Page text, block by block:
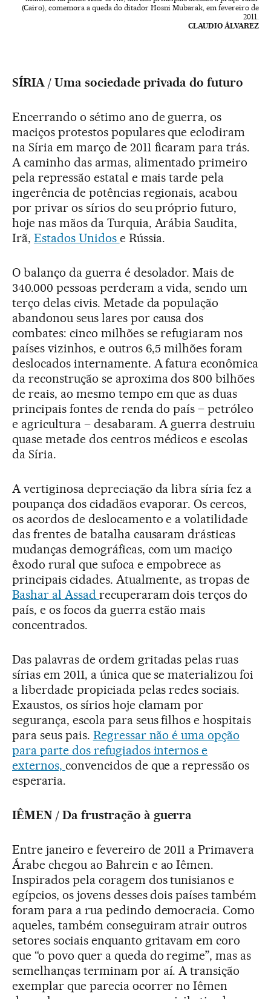
(Cairo), comemora a queda do ditador Hosni Mubarak, em fevereiro de
2011.
CLAUDIO ÁLVAREZ
SÍRIA / Uma sociedade privada do futuro
Encerrando o sétimo ano de guerra, os
maciços protestos populares que eclodiram
na Síria em março de 2011 ficaram para trás.
A caminho das armas, alimentado primeiro
pela repressão estatal e mais tarde pela
ingerência de potências regionais, acabou
por privar os sírios do seu próprio futuro,
hoje nas mãos da Turquia, Arábia Saudita,
Irã, Estados Unidos e Rússia.
O balanço da guerra é desolador. Mais de
340.000 pessoas perderam a vida, sendo um
terço delas civis. Metade da população
abandonou seus lares por causa dos
combates: cinco milhões se refugiaram nos
países vizinhos, e outros 6,5 milhões foram
deslocados internamente. A fatura econômica
da reconstrução se aproxima dos 800 bilhões
de reais, ao mesmo tempo em que as duas
principais fontes de renda do país – petróleo
e agricultura – desabaram. A guerra destruiu
quase metade dos centros médicos e escolas
da Síria.
A vertiginosa depreciação da libra síria fez a
poupança dos cidadãos evaporar. Os cercos,
os acordos de deslocamento e a volatilidade
das frentes de batalha causaram drásticas
mudanças demográficas, com um maciço
êxodo rural que sufoca e empobrece as
principais cidades. Atualmente, as tropas de
Bashar al Assad recuperaram dois terços do
país, e os focos da guerra estão mais
concentrados.
Das palavras de ordem gritadas pelas ruas
sírias em 2011, a única que se materializou foi
a liberdade propiciada pelas redes sociais.
Exaustos, os sírios hoje clamam por
segurança, escola para seus filhos e hospitais
para seus pais. Regressar não é uma opção
para parte dos refugiados internos e
externos, convencidos de que a repressão os
esperaria.
IÊMEN / Da frustração à guerra
Entre janeiro e fevereiro de 2011 a Primavera
Árabe chegou ao Bahrein e ao Iêmen.
Inspirados pela coragem dos tunisianos e
egípcios, os jovens desses dois países também
foram para a rua pedindo democracia. Como
aqueles, também conseguiram atrair outros
setores sociais enquanto gritavam em coro
que “o povo quer a queda do regime”, mas as
semelhanças terminam por aí. A transição
exemplar que parecia ocorrer no Iêmen